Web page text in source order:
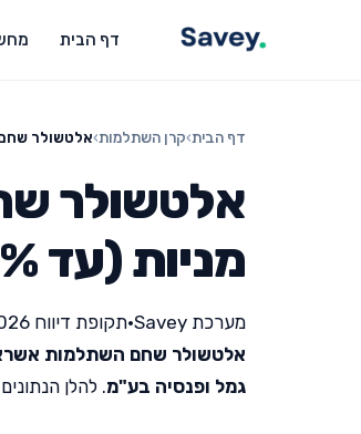
דף הבית
דף הבית›קרן השתלמות›אלטשולר שחם
אלטשולר
מניות (עד 25% מניות)
מערכת Savey •תקופת דיווח 04/2026
אלטשולר שחם השתלמות אשראי
גמל ופנסיה בע"מ. להלן